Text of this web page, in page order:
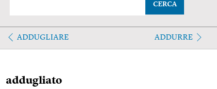
CERCA
ADDUGLIARE ADDURRE
addugliato